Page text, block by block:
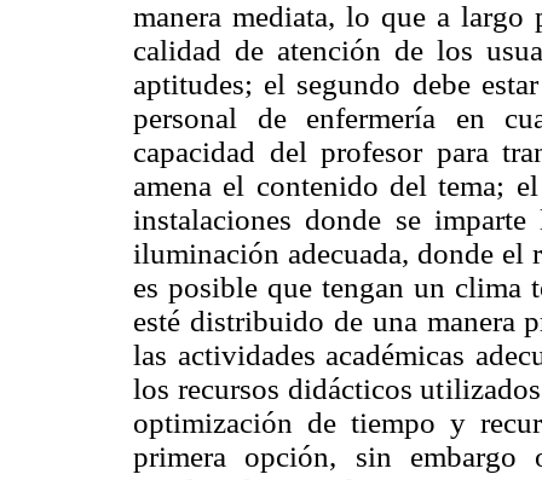
manera mediata, lo que a
calidad de atención de los
aptitudes; el segundo debe
personal de enfermería en
capacidad del profesor para
amena el contenido del tema;
instalaciones donde se
iluminación adecuada, donde
es posible que tengan un clima
esté distribuido de una manera
las actividades académicas
los recursos didácticos
optimización de tiempo y
primera opción, sin embargo